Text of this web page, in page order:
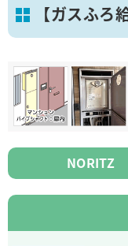
【ガスふろ
NORITZ